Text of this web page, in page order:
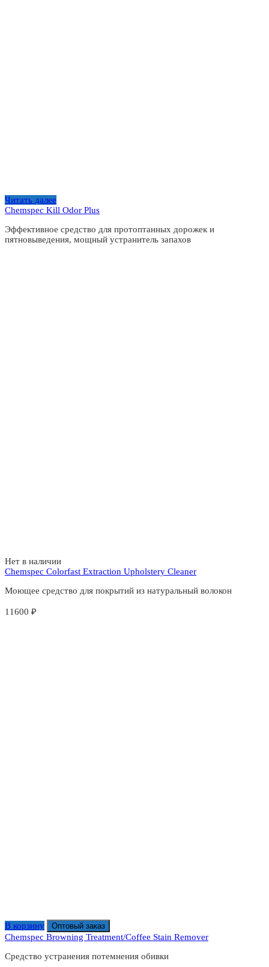
Читать далее
Chemspec Kill Odor Plus
Эффективное средство для протоптанных дорожек и
пятновыведения, мощный устранитель запахов
Нет в наличии
Chemspec Colorfast Extraction Upholstery Cleaner
Моющее средство для покрытий из натуральный волокон
11600 ₽
В корзину Оптовый заказ
Chemspec Browning Treatment/Coffee Stain Remover
Средство устранения потемнения обивки